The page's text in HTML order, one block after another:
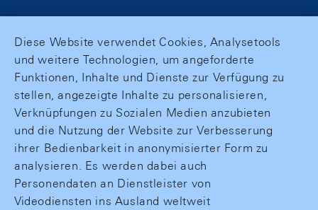
Diese Website verwendet Cookies, Analysetools
und weitere Technologien, um angeforderte
Funktionen, Inhalte und Dienste zur Verfügung zu
stellen, angezeigte Inhalte zu personalisieren,
Verknüpfungen zu Sozialen Medien anzubieten
und die Nutzung der Website zur Verbesserung
ihrer Bedienbarkeit in anonymisierter Form zu
analysieren. Es werden dabei auch
Personendaten an Dienstleister von
Videodiensten ins Ausland weltweit